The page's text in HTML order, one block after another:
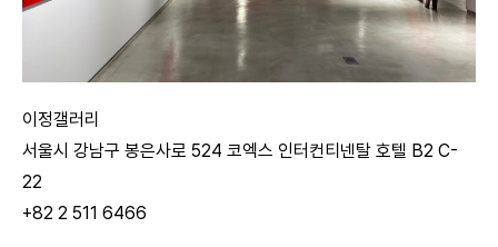
이정갤러리
서울시 강남구 봉은사로 524 코엑스 인터컨티넨탈 호텔 B2 C-
22
+82 2 511 6466